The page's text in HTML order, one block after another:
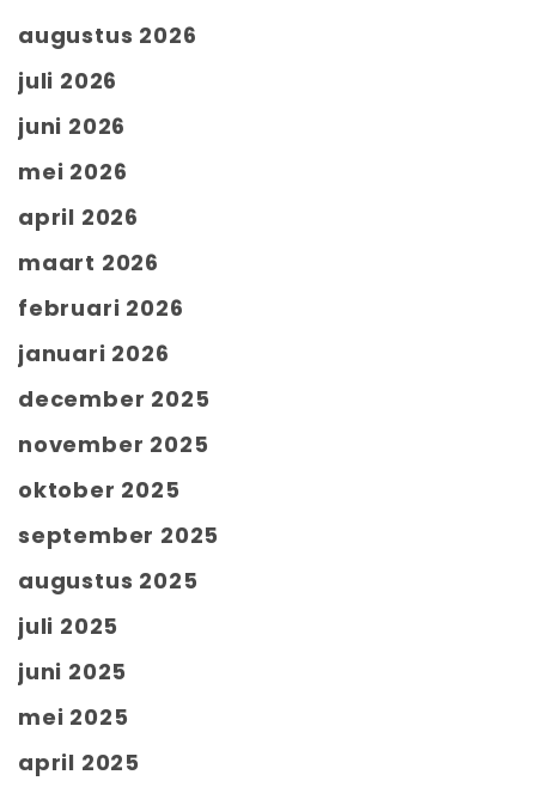
augustus 2026
juli 2026
juni 2026
mei 2026
april 2026
maart 2026
februari 2026
januari 2026
december 2025
november 2025
oktober 2025
september 2025
augustus 2025
juli 2025
juni 2025
mei 2025
april 2025